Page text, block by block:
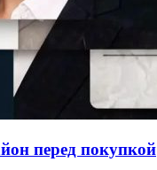
перед покупкой